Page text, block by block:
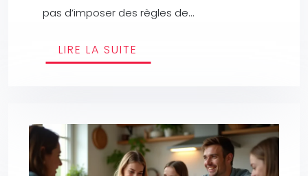
pas d’imposer des règles de…
LIRE LA SUITE